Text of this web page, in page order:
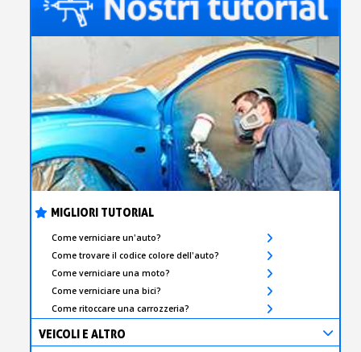
MIGLIORI TUTORIAL
Come verniciare un'auto?
Come trovare il codice colore dell'auto?
Come verniciare una moto?
Come verniciare una bici?
Come ritoccare una carrozzeria?
VEICOLI E ALTRO